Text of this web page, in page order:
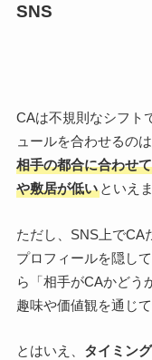
SNS
CAは不規則なシフト
ュールを合わせるの
相手の都合に合わせ
や敷居が低いといえま
ただし、SNS上でCA
プロフィールを隠し
ら「相手がCAかどう
趣味や価値観を通じ
とはいえ、 タイミン